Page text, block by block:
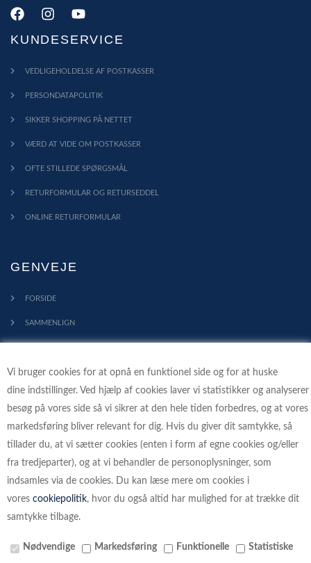
Vi bruger cookies for at opnå en funktionel side og for at huske
dine indstillinger. Ved hjælp af cookies laver vi statistikker og analyserer
besøg på vores side så vi sikrer at den hele tiden forbedres, og at vores
markedsføring bliver relevant for dig. Hvis du giver dit samtykke, så
tillader du, at vi sætter cookies (enten i form af egne cookies og/eller
fra tredjeparter), og at vi behandler de personoplysninger, som
indsamles via de cookies. Du kan læse mere om cookies i
vores cookiepolitik, hvor du også altid har mulighed for at trække dit
samtykke tilbage.
Nødvendige Markedsføring Funktionelle Statistiske
KUNDESERVICE
VEDLIGEHOLDELSE AF POSTKASSER
PERSONDATAPOLITIK
SIKKER SHOPPING PÅ NETTET
VÆRD AT VIDE OM POSTKASSER
OFTE STILLEDE SPØRGSMÅL
RETURFORMULAR OG RETURSEDDEL
ONLINE RETURFORMULAR
GENVEJE
FORSIDE
SAMMENLIGN
PROFIL
HANDELSBETINGELSER
KLIMA - VI PLANTER TRÆER
BETALINGSKORT